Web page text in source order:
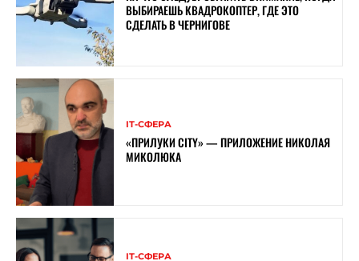
ВЫБИРАЕШЬ КВАДРОКОПТЕР, ГДЕ ЭТО
СДЕЛАТЬ В ЧЕРНИГОВЕ
ІТ-СФЕРА
«ПРИЛУКИ CITY» — ПРИЛОЖЕНИЕ НИКОЛАЯ
МИКОЛЮКА
ІТ-СФЕРА